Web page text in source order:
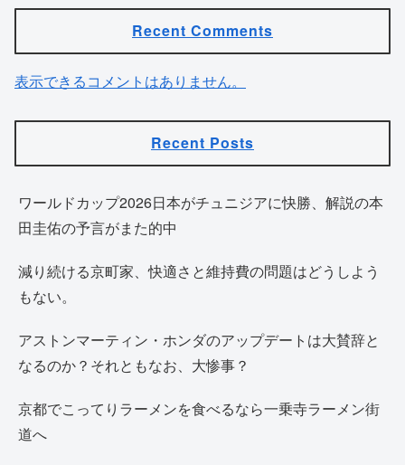
Recent Comments
表示できるコメントはありません。
Recent Posts
ワールドカップ2026日本がチュニジアに快勝、解説の本
田圭佑の予言がまた的中
減り続ける京町家、快適さと維持費の問題はどうしよう
もない。
アストンマーティン・ホンダのアップデートは大賛辞と
なるのか？それともなお、大惨事？
京都でこってりラーメンを食べるなら一乗寺ラーメン街
道へ